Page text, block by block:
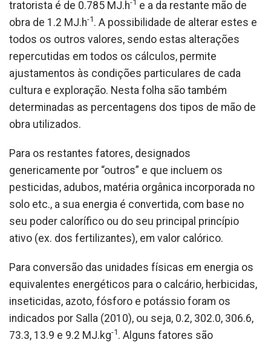
tratorista é de 0.785 MJ.h-1 e a da restante mão de
obra de 1.2 MJ.h-1 . A possibilidade de alterar estes e
todos os outros valores, sendo estas alterações
repercutidas em todos os cálculos, permite
ajustamentos às condições particulares de cada
cultura e exploração. Nesta folha são também
determinadas as percentagens dos tipos de mão de
obra utilizados.
Para os restantes fatores, designados
genericamente por “outros” e que incluem os
pesticidas, adubos, matéria orgânica incorporada no
solo etc., a sua energia é convertida, com base no
seu poder calorífico ou do seu principal princípio
ativo (ex. dos fertilizantes), em valor calórico.
Para conversão das unidades físicas em energia os
equivalentes energéticos para o calcário, herbicidas,
inseticidas, azoto, fósforo e potássio foram os
indicados por Salla (2010), ou seja, 0.2, 302.0, 306.6,
73.3, 13.9 e 9.2 MJ.kg-1 . Alguns fatores são